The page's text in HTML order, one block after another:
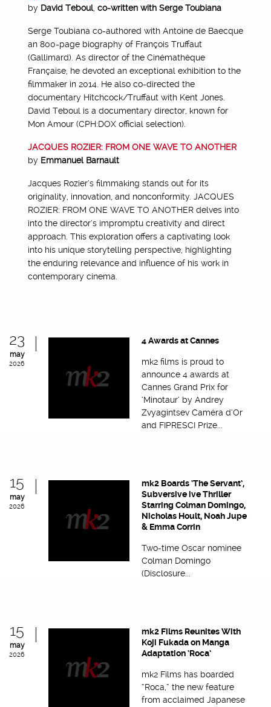
by David Teboul, co-written with Serge Toubiana
Serge Toubiana co-authored with Antoine de Baecque
an 800-page biography of François Truffaut
(Gallimard). As director of the Cinémathèque
Française, he devoted an exceptional exhibition to the
filmmaker in 2014. He also co-directed the
documentary Hitchcock/Truffaut with Kent Jones.
David Teboul is a documentary director, known for
Mon Amour (CPH:DOX official selection).
JACQUES ROZIER: FROM ONE WAVE TO ANOTHER
byEmmanuel Barnault
Jacques Rozier’s filmmaking stands out for its
originality, innovation, and nonconformity. JACQUES
ROZIER: FROM ONE WAVE TO ANOTHER delves into
into the director’s impromptu creativity and direct
approach. This exploration offers a captivating look
into his unique storytelling perspective, highlighting
the enduring relevance and influence of his work in
contemporary cinema.
23
may
2026
4 Awards at Cannes
mk2 films is proud to
announce 4 awards at
Cannes Grand Prix for
‘Minotaur’ by Andrey
Zvyagintsev Caméra d’Or
and FIPRESCI Prize...
15
may
2026
mk2 Boards ‘The Servant’,
Subversive ive Thriller
Starring Colman Domingo,
Nicholas Hoult, Noah Jupe
& Emma Corrin
Two-time Oscar nominee
Colman Domingo
(Disclosure...
15
may
2026
mk2 Films Reunites With
Koji Fukada on Manga
Adaptation ‘Roca’
mk2 Films has boarded
“Roca,” the new feature
from acclaimed Japanese